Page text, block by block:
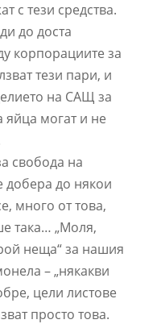
с тези средства.
до доста
корпорациите за
тези пари, и
на САЩ за
яйца могат и не
свобода на
добера до някои
много от това,
така… „Моля,
неща“ за нашия
– „някакви
цели листове
просто това.